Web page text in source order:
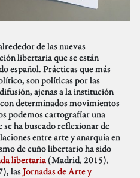
de las nuevas
libertaria que se están
español. Prácticas que más
son políticas por las
ajenas a la institución
determinados movimientos
podemos cartografíar una
se ha buscado reflexionar de
entre arte y anarquía en
de cuño libertario ha sido
libertaria (Madrid, 2015),
lasJornadas de Arte y